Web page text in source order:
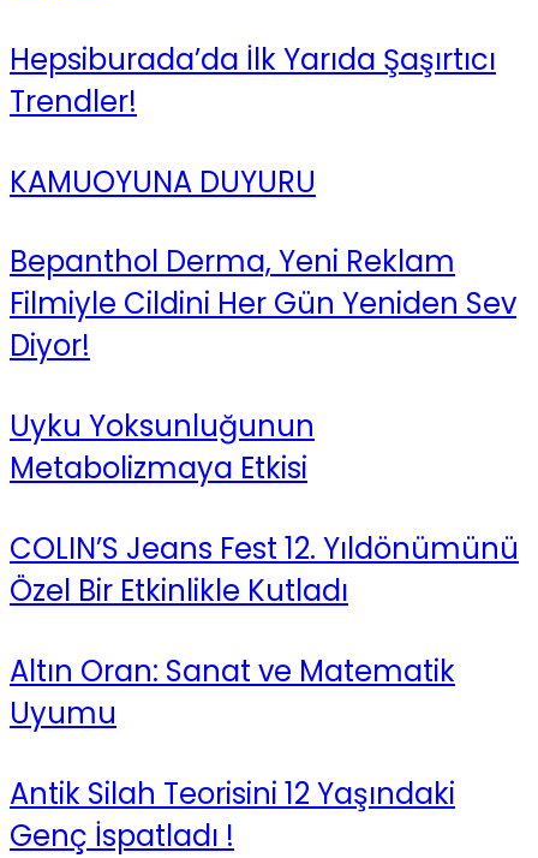
Hepsiburada’da İlk Yarıda Şaşırtıcı
Trendler!
KAMUOYUNA DUYURU
Bepanthol Derma, Yeni Reklam
Filmiyle Cildini Her Gün Yeniden Sev
Diyor!
Uyku Yoksunluğunun
Metabolizmaya Etkisi
COLIN’S Jeans Fest 12. Yıldönümünü
Özel Bir Etkinlikle Kutladı
Altın Oran: Sanat ve Matematik
Uyumu
Antik Silah Teorisini 12 Yaşındaki
Genç İspatladı !